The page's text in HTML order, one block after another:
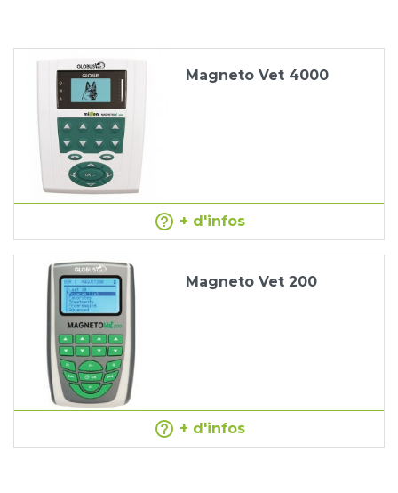
Magneto Vet 4000
help_outline + d'infos
Magneto Vet 200
help_outline + d'infos